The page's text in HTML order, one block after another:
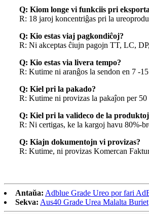
Q: Kiom longe vi funkciis pri
R: 18 jaroj koncentriĝas pri la
Q: Kio estas viaj pagkondiĉoj?
R: Ni akceptas ĉiujn pagojn TT, LC,
Q: Kio estas via livera tempo?
R: Kutime ni aranĝos la sendon en 7 -
Q: Kiel pri la pakado?
R: Kutime ni provizas la pakaĵon per
Q: Kiel pri la valideco de la
R: Ni certigas, ke la kargoj havu 80%-
Q: Kiajn dokumentojn vi provizas?
R: Kutime, ni provizas Komercan
Antaŭa: Adblue Grade Ureo por fari
Sekva: Aus40 Grade Urea Malalta Buriet